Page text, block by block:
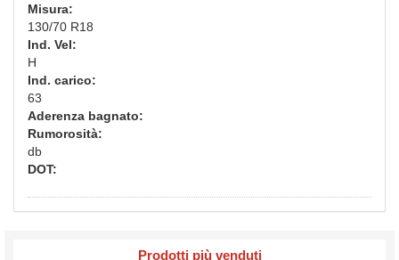
Misura:
130/70 R18
Ind. Vel:
H
Ind. carico:
63
Aderenza bagnato:
Rumorosità:
db
DOT:
Prodotti più venduti